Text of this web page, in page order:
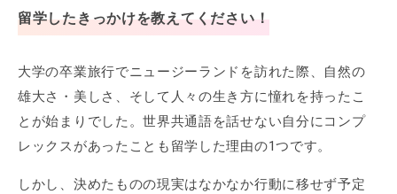
留学したきっかけを教えてください！
大学の卒業旅行でニュージーランドを訪れた際、自然の
雄大さ・美しさ、そして人々の生き方に憧れを持ったこ
とが始まりでした。世界共通語を話せない自分にコンプ
レックスがあったことも留学した理由の1つです。
しかし、決めたものの現実はなかなか行動に移せず予定